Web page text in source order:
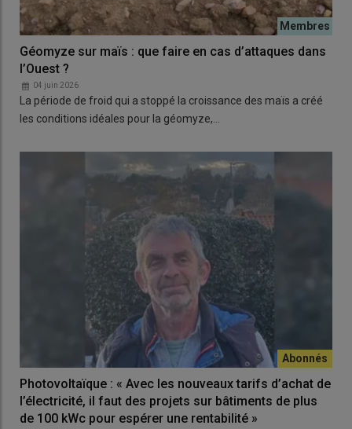
Géomyze sur maïs : que faire en cas d’attaques dans
l’Ouest ?
04 juin 2026
La période de froid qui a stoppé la croissance des maïs a créé
les conditions idéales pour la géomyze,…
Photovoltaïque : « Avec les nouveaux tarifs d’achat de
l’électricité, il faut des projets sur bâtiments de plus
de 100 kWc pour espérer une rentabilité »